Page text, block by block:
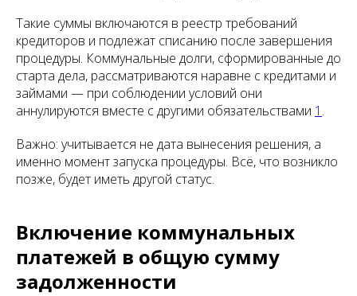
Такие суммы включаются в реестр требований
кредиторов и подлежат списанию после завершения
процедуры. Коммунальные долги, сформированные до
старта дела, рассматриваются наравне с кредитами и
займами — при соблюдении условий они
аннулируются вместе с другими обязательствами 1 .
Важно: учитывается не дата вынесения решения, а
именно момент запуска процедуры. Всё, что возникло
позже, будет иметь другой статус.
Включение коммунальных
платежей в общую сумму
задолженности